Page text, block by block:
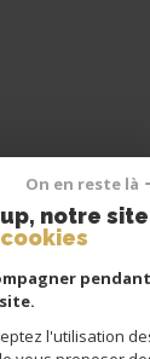
NOUS
On en reste là
notre site
pendant
l'utilisation